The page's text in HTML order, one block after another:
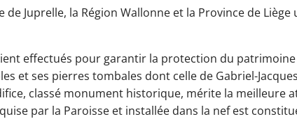
de Juprelle, la Région Wallonne et la Province de
effectués pour garantir la protection du patrimoine
et ses pierres tombales dont celle de Gabriel-
classé monument historique, mérite la meilleure
par la Paroisse et installée dans la nef est